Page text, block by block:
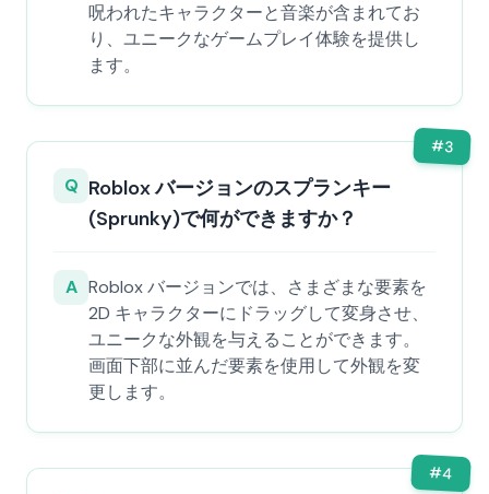
呪われたキャラクターと音楽が含まれてお
り、ユニークなゲームプレイ体験を提供し
ます。
#3
Q Roblox バージョンのスプランキー
(Sprunky)で何ができますか？
A Roblox バージョンでは、さまざまな要素を
2D キャラクターにドラッグして変身させ、
ユニークな外観を与えることができます。
画面下部に並んだ要素を使用して外観を変
更します。
#4